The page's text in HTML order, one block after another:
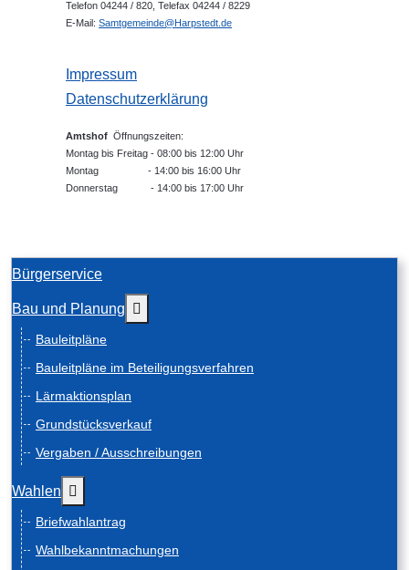
Telefon 04244 / 820, Telefax 04244 / 8229
E-Mail: Samtgemeinde@Harpstedt.de
Impressum
Datenschutzerklärung
Amtshof Öffnungszeiten:
Montag bis Freitag - 08:00 bis 12:00 Uhr
Montag - 14:00 bis 16:00 Uhr
Donnerstag - 14:00 bis 17:00 Uhr
Bürgerservice
Bau und Planung
Bauleitpläne
Bauleitpläne im Beteiligungsverfahren
Lärmaktionsplan
Grundstücksverkauf
Vergaben / Ausschreibungen
Wahlen
Briefwahlantrag
Wahlbekanntmachungen